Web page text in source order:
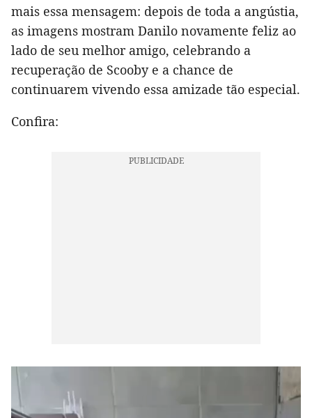
mais essa mensagem: depois de toda a angústia,
as imagens mostram Danilo novamente feliz ao
lado de seu melhor amigo, celebrando a
recuperação de Scooby e a chance de
continuarem vivendo essa amizade tão especial.
Confira: